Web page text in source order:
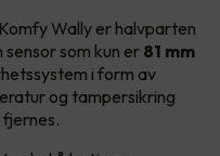
Wally er halvparten
som kun er 81 mm
i form av
og tampersikring
fjernes.